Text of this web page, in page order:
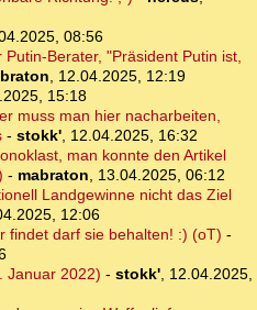
08:56
Berater, "Präsident Putin ist,
, 12.04.2025, 12:19
15:18
muss man hier nacharbeiten,
- stokk', 12.04.2025, 16:32
man konnte den Artikel
- mabraton, 13.04.2025, 06:12
Landgewinne nicht das Ziel
12:06
findet darf sie behalten! :) (oT) -
Januar 2022) - stokk', 12.04.2025,